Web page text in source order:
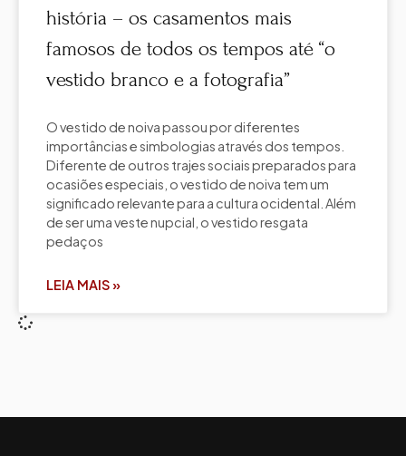
história – os casamentos mais
famosos de todos os tempos até “o
vestido branco e a fotografia”
O vestido de noiva passou por diferentes
importâncias e simbologias através dos tempos.
Diferente de outros trajes sociais preparados para
ocasiões especiais, o vestido de noiva tem um
significado relevante para a cultura ocidental. Além
de ser uma veste nupcial, o vestido resgata
pedaços
LEIA MAIS »